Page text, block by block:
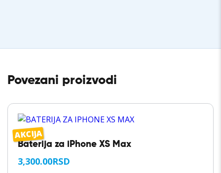
Povezani proizvodi
AKCIJA
Baterija za iPhone XS Max
3,300.00RSD